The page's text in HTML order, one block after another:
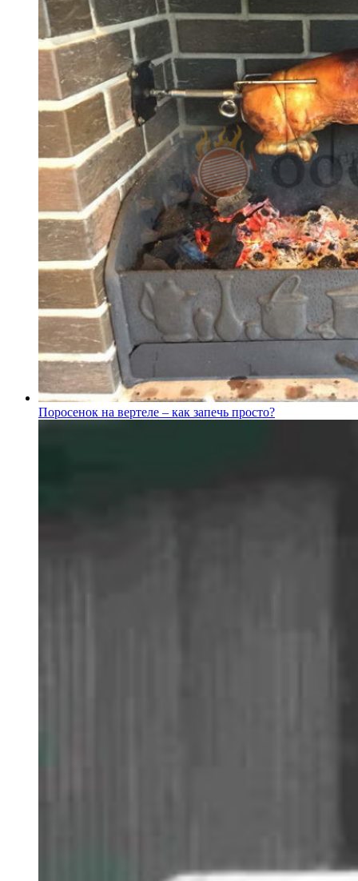
Поросенок на вертеле – как запечь просто?